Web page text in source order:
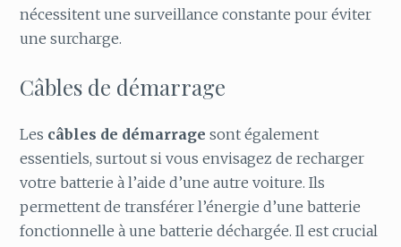
nécessitent une surveillance constante pour éviter
une surcharge.
Câbles de démarrage
Les câbles de démarrage sont également
essentiels, surtout si vous envisagez de recharger
votre batterie à l’aide d’une autre voiture. Ils
permettent de transférer l’énergie d’une batterie
fonctionnelle à une batterie déchargée. Il est crucial